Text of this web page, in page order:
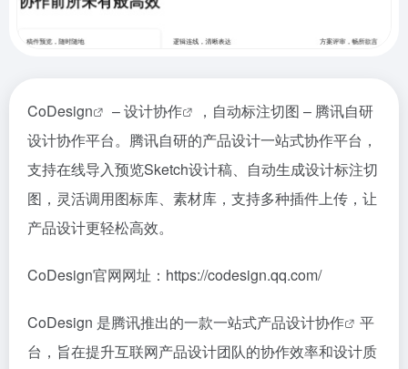
CoDesign –设计协作
，自动标注切图 – 腾讯自研
设计协作平台。腾讯自研的产品设计一站式协作平台，
支持在线导入预览Sketch设计稿、自动生成设计标注切
图，灵活调用图标库、素材库，支持多种插件上传，让
产品设计更轻松高效。
CoDesign官网网址：https://codesign.qq.com/
CoDesign 是腾讯推出的一款一站式产品设计协作
平
台，旨在提升互联网产品设计团队的协作效率和设计质